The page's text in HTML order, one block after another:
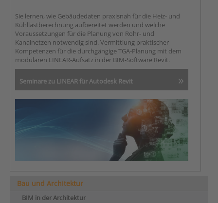
Sie lernen, wie Gebäudedaten praxisnah für die Heiz- und
Kühllastberechnung aufbereitet werden und welche
Voraussetzungen für die Planung von Rohr- und
Kanalnetzen notwendig sind. Vermittlung praktischer
Kompetenzen für die durchgängige TGA-Planung mit dem
modularen LINEAR-Aufsatz in der BIM-Software Revit.
Seminare zu LINEAR für Autodesk Revit
Bau und Architektur
BIM in der Architektur